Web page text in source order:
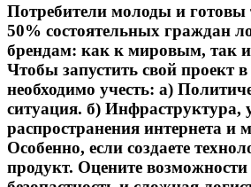
Потребители молоды и готовы
50% состоятельных граждан
брендам: как к мировым, так
Чтобы запустить свой проект
необходимо учесть: а)
ситуация. б) Инфраструктура,
распространения интернета и
Особенно, если создаете
продукт. Оцените возможности